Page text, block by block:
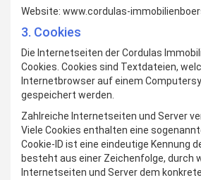
Website: www.cordulas-
3. Cookies
Die Internetseiten der Cordulas
Cookies. Cookies sind Textdateien,
Internetbrowser auf einem
gespeichert werden.
Zahlreiche Internetseiten und Server
Viele Cookies enthalten eine
Cookie-ID ist eine eindeutige Kennung
besteht aus einer Zeichenfolge, durch
Internetseiten und Server dem